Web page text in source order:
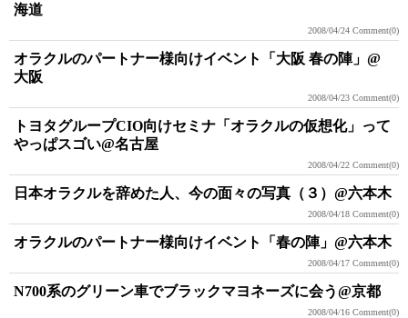
海道
2008/04/24 Comment(0)
オラクルのパートナー様向けイベント「大阪 春の陣」@
大阪
2008/04/23 Comment(0)
トヨタグループCIO向けセミナ「オラクルの仮想化」って
やっぱスゴい@名古屋
2008/04/22 Comment(0)
日本オラクルを辞めた人、今の面々の写真（３）@六本木
2008/04/18 Comment(0)
オラクルのパートナー様向けイベント「春の陣」@六本木
2008/04/17 Comment(0)
N700系のグリーン車でブラックマヨネーズに会う@京都
2008/04/16 Comment(0)